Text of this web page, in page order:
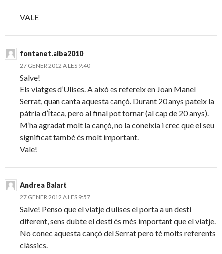
VALE
fontanet.alba2010
27 GENER 2012 A LES 9:40
Salve!
Els viatges d’Ulises. A aixó es refereix en Joan Manel
Serrat, quan canta aquesta cançó. Durant 20 anys pateix la
pàtria d’Ítaca, pero al final pot tornar (al cap de 20 anys).
M’ha agradat molt la cançó, no la coneixia i crec que el seu
significat també és molt important.
Vale!
Andrea Balart
27 GENER 2012 A LES 9:57
Salve! Penso que el viatje d’ulises el porta a un destí
diferent, sens dubte el destí és més important que el viatje.
No conec aquesta cançó del Serrat pero té molts referents
clàssics.